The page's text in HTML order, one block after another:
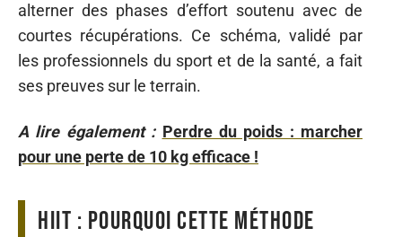
alterner des phases d’effort soutenu avec de
courtes récupérations. Ce schéma, validé par
les professionnels du sport et de la santé, a fait
ses preuves sur le terrain.
A lire également : Perdre du poids : marcher
pour une perte de 10 kg efficace !
Hiit : pourquoi cette méthode